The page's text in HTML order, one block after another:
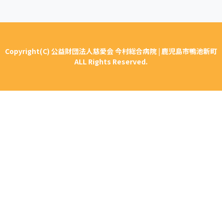
Copyright(C) 公益財団法人慈愛会 今村総合病院 | 鹿児島市鴨池新町
ALL Rights Reserved.